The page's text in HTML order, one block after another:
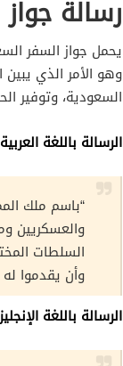
رسالة
يحمل جواز السفر
وهو الأمر الذي
السعودية، وتوفير
الرسالة باللغة
“باسم ملك
والعسكريين
السلطات
وأن يقدموا له
الرسالة باللغة